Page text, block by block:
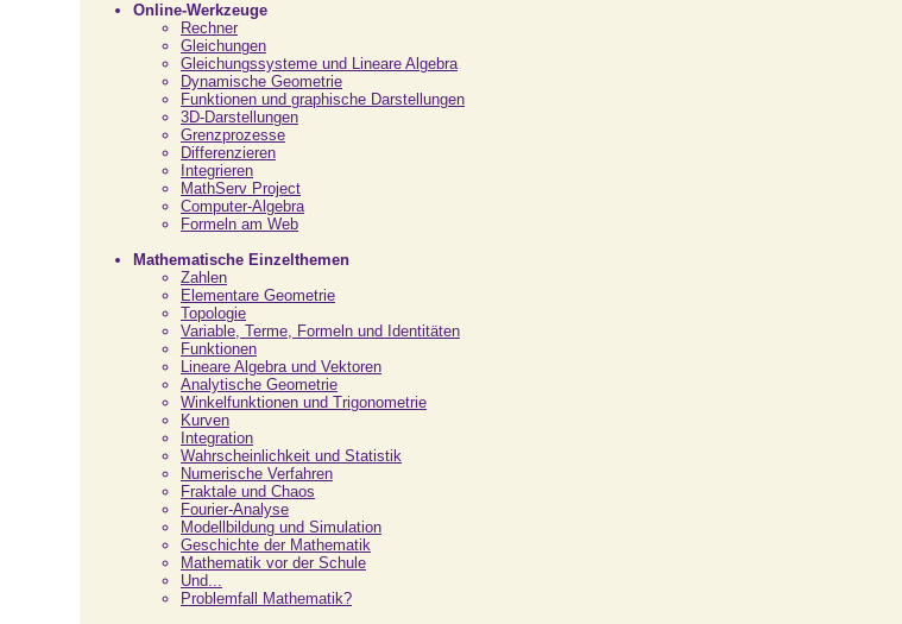
Online-Werkzeuge
Rechner
Gleichungen
Gleichungssysteme und Lineare Algebra
Dynamische Geometrie
Funktionen und graphische Darstellungen
3D-Darstellungen
Grenzprozesse
Differenzieren
Integrieren
MathServ Project
Computer-Algebra
Formeln am Web
Mathematische Einzelthemen
Zahlen
Elementare Geometrie
Topologie
Variable, Terme, Formeln und Identitäten
Funktionen
Lineare Algebra und Vektoren
Analytische Geometrie
Winkelfunktionen und Trigonometrie
Kurven
Integration
Wahrscheinlichkeit und Statistik
Numerische Verfahren
Fraktale und Chaos
Fourier-Analyse
Modellbildung und Simulation
Geschichte der Mathematik
Mathematik vor der Schule
Und...
Problemfall Mathematik?